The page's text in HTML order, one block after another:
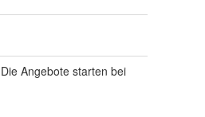
Angebote starten bei